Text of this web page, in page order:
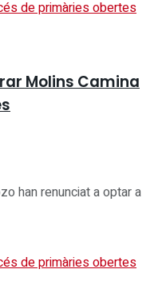
Molins Camina
han renunciat a optar a